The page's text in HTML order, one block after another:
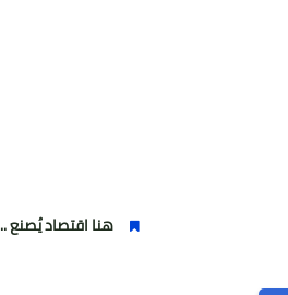
هنا اقتصاد يُصنع ..شهر